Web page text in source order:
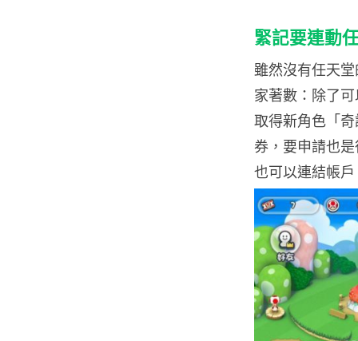
緊記要連動
雖然沒有任天
家著數：除了
取得新角色「
券，要申請也
也可以連結帳